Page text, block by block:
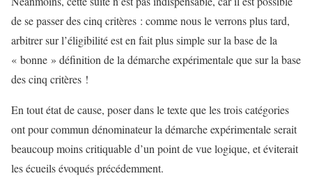
de se passer des cinq critères : comme nous le verrons plus tard,
arbitrer sur l’éligibilité est en fait plus simple sur la base de la
« bonne » définition de la démarche expérimentale que sur la base
des cinq critères !
En tout état de cause, poser dans le texte que les trois catégories
ont pour commun dénominateur la démarche expérimentale serait
beaucoup moins critiquable d’un point de vue logique, et éviterait
les écueils évoqués précédemment.